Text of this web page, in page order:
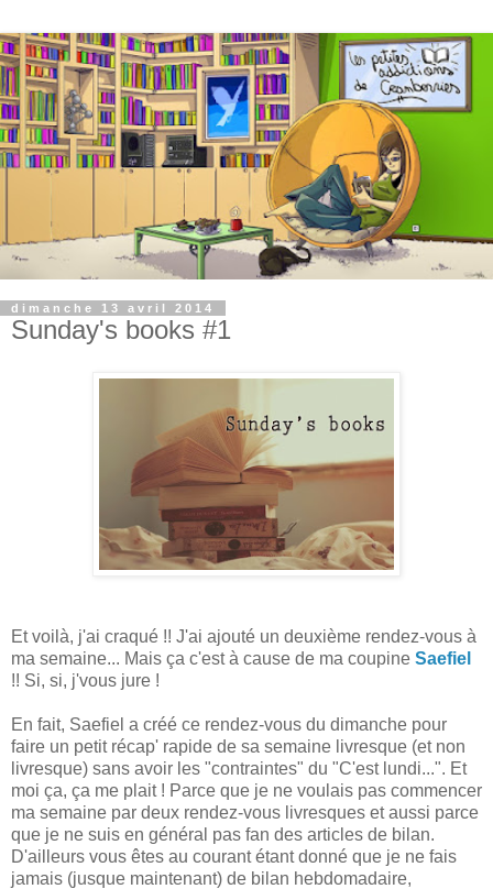
dimanche 13 avril 2014
Sunday's books #1
Et voilà, j'ai craqué !! J'ai ajouté un deuxième rendez-vous à
ma semaine... Mais ça c'est à cause de ma coupine Saefiel
!! Si, si, j'vous jure !
En fait, Saefiel a créé ce rendez-vous du dimanche pour
faire un petit récap' rapide de sa semaine livresque (et non
livresque) sans avoir les "contraintes" du "C'est lundi...". Et
moi ça, ça me plait ! Parce que je ne voulais pas commencer
ma semaine par deux rendez-vous livresques et aussi parce
que je ne suis en général pas fan des articles de bilan.
D'ailleurs vous êtes au courant étant donné que je ne fais
jamais (jusque maintenant) de bilan hebdomadaire,